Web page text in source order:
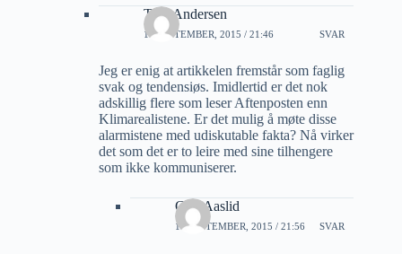
Tore Andersen
16 SEPTEMBER, 2015 / 21:46 SVAR
Jeg er enig at artikkelen fremstår som faglig
svak og tendensiøs. Imidlertid er det nok
adskillig flere som leser Aftenposten enn
Klimarealistene. Er det mulig å møte disse
alarmistene med udiskutable fakta? Nå virker
det som det er to leire med sine tilhengere
som ikke kommuniserer.
Geir Aaslid
16 SEPTEMBER, 2015 / 21:56 SVAR